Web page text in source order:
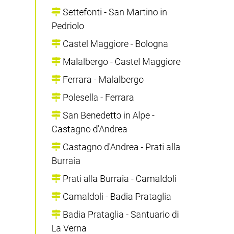
Settefonti - San Martino in
Pedriolo
Castel Maggiore - Bologna
Malalbergo - Castel Maggiore
Ferrara - Malalbergo
Polesella - Ferrara
San Benedetto in Alpe -
Castagno d'Andrea
Castagno d'Andrea - Prati alla
Burraia
Prati alla Burraia - Camaldoli
Camaldoli - Badia Prataglia
Badia Prataglia - Santuario di
La Verna